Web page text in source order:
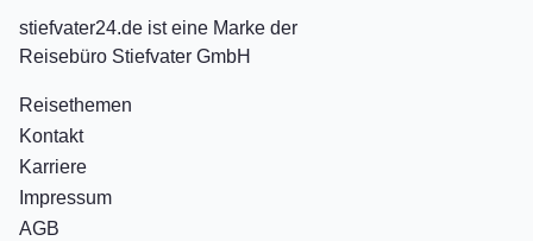
stiefvater24.de ist eine Marke der
Reisebüro Stiefvater GmbH
Reisethemen
Kontakt
Karriere
Impressum
AGB